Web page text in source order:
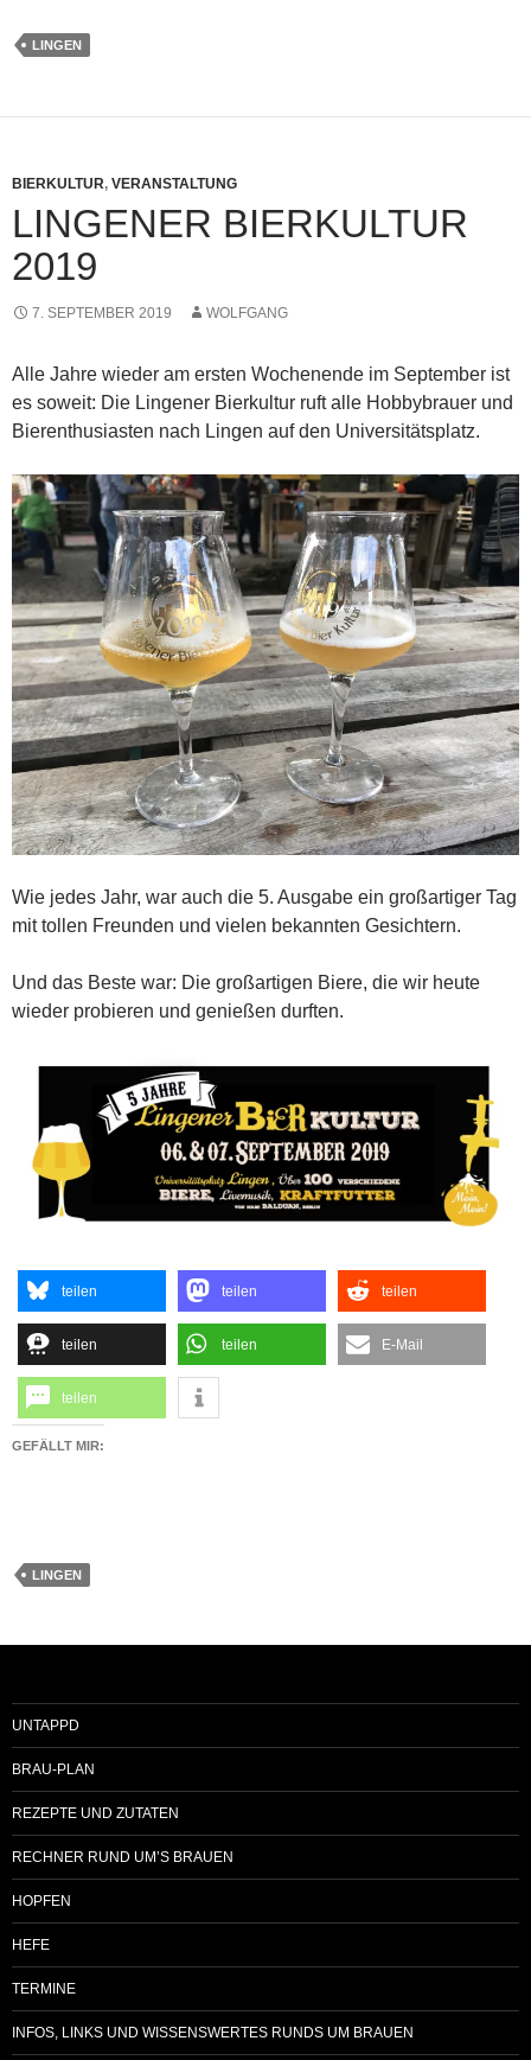
LINGEN
BIERKULTUR, VERANSTALTUNG
LINGENER BIERKULTUR
2019
7. SEPTEMBER 2019 WOLFGANG
Alle Jahre wieder am ersten Wochenende im September ist
es soweit: Die Lingener Bierkultur ruft alle Hobbybrauer und
Bierenthusiasten nach Lingen auf den Universitätsplatz.
Wie jedes Jahr, war auch die 5. Ausgabe ein großartiger Tag
mit tollen Freunden und vielen bekannten Gesichtern.
Und das Beste war: Die großartigen Biere, die wir heute
wieder probieren und genießen durften.
teilen teilen teilen
teilen teilen E-Mail
teilen
GEFÄLLT MIR:
LINGEN
UNTAPPD
BRAU-PLAN
REZEPTE UND ZUTATEN
RECHNER RUND UM’S BRAUEN
HOPFEN
HEFE
TERMINE
INFOS, LINKS UND WISSENSWERTES RUNDS UM BRAUEN